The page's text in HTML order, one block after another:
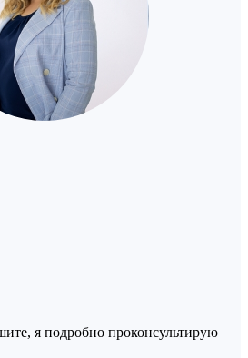
я подробно проконсультирую